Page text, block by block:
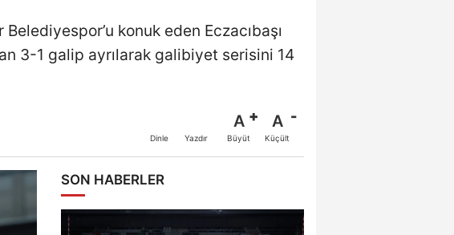
konuk eden Eczacıbaşı
3-1 galip ayrılarak galibiyet serisini 14
Dinle Yazdır
A
Büyüt
A
Küçült
SON HABERLER